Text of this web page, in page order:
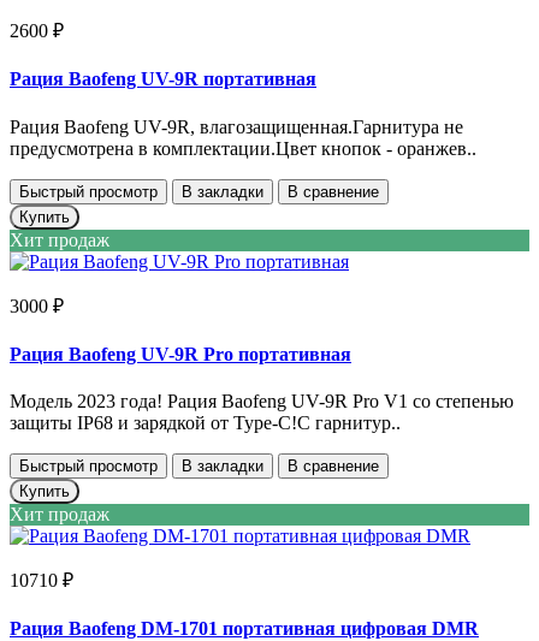
2600 ₽
Рация Baofeng UV-9R портативная
Рация Baofeng UV-9R, влагозащищенная.Гарнитура не
предусмотрена в комплектации.Цвет кнопок - оранжев..
Быстрый просмотр В закладки
В сравнение
Купить
Хит продаж
3000 ₽
Рация Baofeng UV-9R Pro портативная
Модель 2023 года! Рация Baofeng UV-9R Pro V1 со степенью
защиты IP68 и зарядкой от Type-C!С гарнитур..
Быстрый просмотр В закладки
В сравнение
Купить
Хит продаж
10710 ₽
Рация Baofeng DM-1701 портативная цифровая DMR